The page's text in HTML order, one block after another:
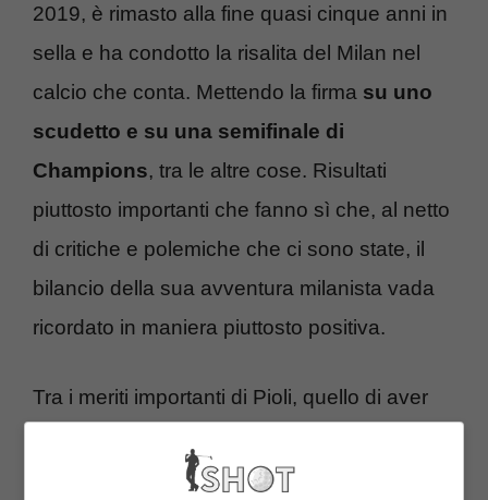
2019, è rimasto alla fine quasi cinque anni in
sella e ha condotto la risalita del Milan nel
calcio che conta. Mettendo la firma su uno
scudetto e su una semifinale di
Champions, tra le altre cose. Risultati
piuttosto importanti che fanno sì che, al netto
di critiche e polemiche che ci sono state, il
bilancio della sua avventura milanista vada
ricordato in maniera piuttosto positiva.
Tra i meriti importanti di Pioli, quello di aver
Una crescita cui, è vero, è mancato finora lo